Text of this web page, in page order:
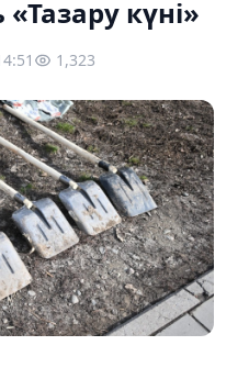
күні»
1,323